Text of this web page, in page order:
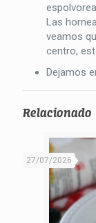
Las
veamos
centro,
Dejamos
Relacionado
27/07/2026